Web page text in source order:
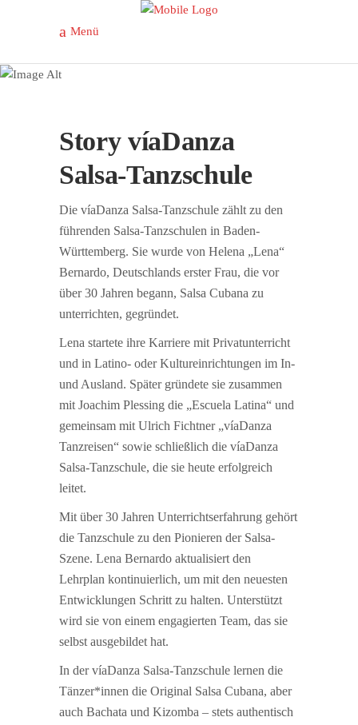
Menü
Story
Story víaDanza
Salsa-Tanzschule
Die víaDanza Salsa-Tanzschule zählt zu den
führenden Salsa-Tanzschulen in Baden-
Württemberg. Sie wurde von Helena „Lena“
Bernardo, Deutschlands erster Frau, die vor
über 30 Jahren begann, Salsa Cubana zu
unterrichten, gegründet.
Lena startete ihre Karriere mit Privatunterricht
und in Latino- oder Kultureinrichtungen im In-
und Ausland. Später gründete sie zusammen
mit Joachim Plessing die „Escuela Latina“ und
gemeinsam mit Ulrich Fichtner „víaDanza
Tanzreisen“ sowie schließlich die víaDanza
Salsa-Tanzschule, die sie heute erfolgreich
leitet.
Mit über 30 Jahren Unterrichtserfahrung gehört
die Tanzschule zu den Pionieren der Salsa-
Szene. Lena Bernardo aktualisiert den
Lehrplan kontinuierlich, um mit den neuesten
Entwicklungen Schritt zu halten. Unterstützt
wird sie von einem engagierten Team, das sie
selbst ausgebildet hat.
In der víaDanza Salsa-Tanzschule lernen die
Tänzer*innen die Original Salsa Cubana, aber
auch Bachata und Kizomba – stets authentisch